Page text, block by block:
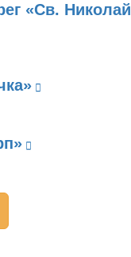
«Св. Николай